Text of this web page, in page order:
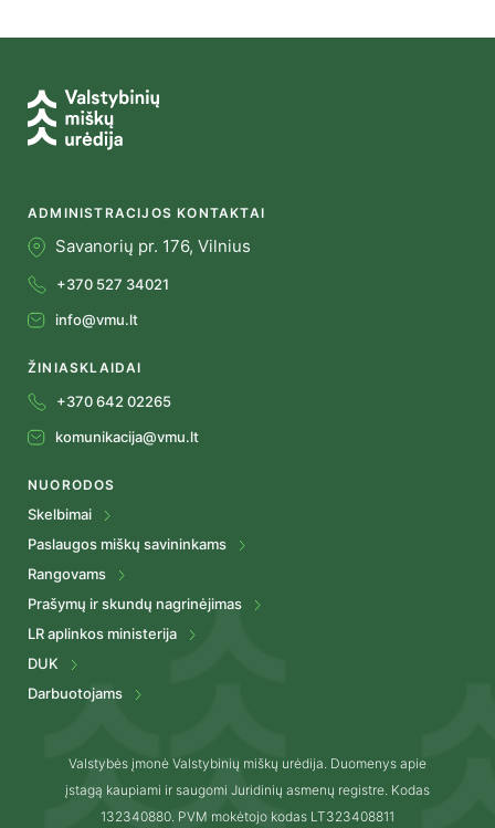
ADMINISTRACIJOS KONTAKTAI
Savanorių pr. 176, Vilnius
+370 527 34021
info@vmu.lt
ŽINIASKLAIDAI
+370 642 02265
komunikacija@vmu.lt
NUORODOS
Skelbimai
Paslaugos miškų savininkams
Rangovams
Prašymų ir skundų nagrinėjimas
LR aplinkos ministerija
DUK
Darbuotojams
Valstybės įmonė Valstybinių miškų urėdija. Duomenys apie
įstagą kaupiami ir saugomi Juridinių asmenų registre. Kodas
132340880. PVM mokėtojo kodas LT323408811